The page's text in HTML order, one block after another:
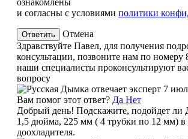
ознакомлены
и согласны с условиями политики
Отмена
Здравствуйте Павел, для получения
консультации, позвоните нам по номеру
наши специалисты проконсультируют
вопросу
эксперт 7
Вам помог этот ответ? Да Нет
Добрый день! Подскажите, подойдет ли
1,5 дюйма, 225 мм ( 4 трубки по 12 мм) в
доохладителя.